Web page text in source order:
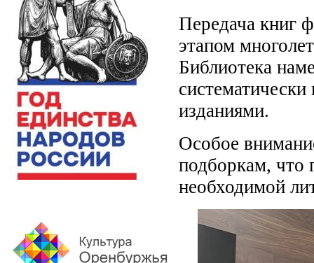
Передача книг
этапом
Библиотека
изданиями.
Особое
подборкам, что
необходимой